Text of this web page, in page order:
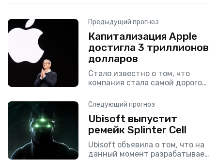
Предыдущий прогноз
Капитализация Apple
достигла 3 триллионов
долларов
Стало известно о том, что
компания стала самой дорогой
Следующий прогноз
Ubisoft выпустит
ремейк Splinter Cell
Ubisoft объявила о том, что на
данный момент разрабатывает